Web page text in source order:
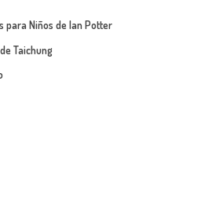
para Niños de Ian Potter
Taichung